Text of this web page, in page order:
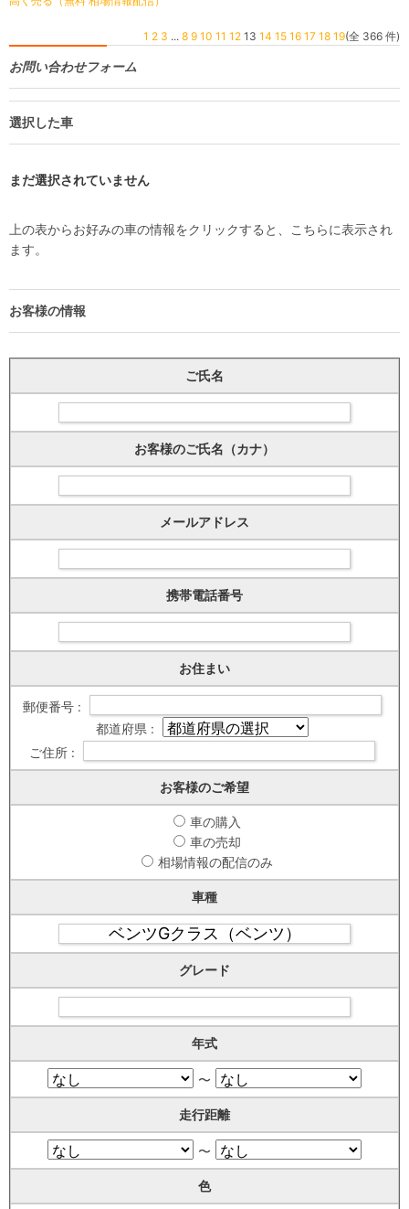
1 2 3 ... 8 9 10 11 12 13 14 15 16 17 18 19(全 366 件)
お問い合わせフォーム
選択した車
まだ選択されていません
上の表からお好みの車の情報をクリックすると、こちらに表示され
ます。
お客様の情報
ご氏名
お客様のご氏名（カナ）
メールアドレス
携帯電話番号
お住まい
郵便番号 :
都道府県 :
ご住所 :
お客様のご希望
車の購入
車の売却
相場情報の配信のみ
車種
グレード
年式
〜
走行距離
〜
色